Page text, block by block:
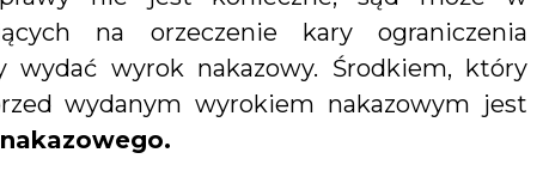
na orzeczenie kary ograniczenia
wydać wyrok nakazowy. Środkiem, który
wydanym wyrokiem nakazowym jest